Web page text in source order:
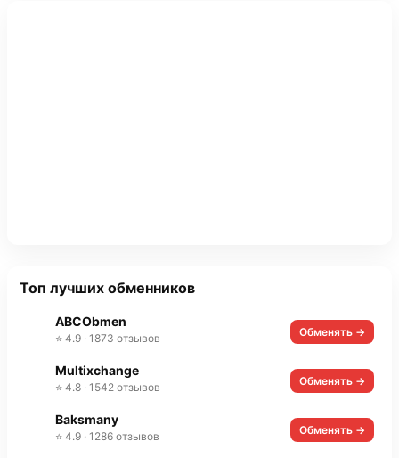
Топ лучших обменников
ABCObmen
⭐ 4.9 · 1873 отзывов Обменять →
Multixchange
⭐ 4.8 · 1542 отзывов Обменять →
Baksmany
⭐ 4.9 · 1286 отзывов Обменять →